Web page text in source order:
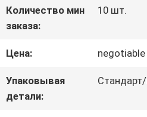
ПУТЕШЕСТВИЕ
ФАБРИКИ
ПРОВЕРКА
Количество мин
заказа:
10 шт.
Цена: negotiable
Упаковывая
детали: